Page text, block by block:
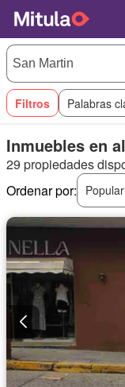
Filtros Palabras
Inmuebles en
29 propiedades
Ordenar por: